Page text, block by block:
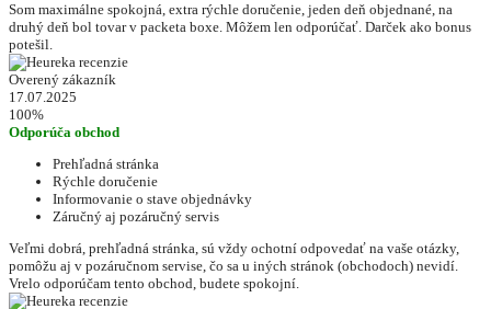
Som maximálne spokojná, extra rýchle doručenie, jeden deň objednané, na
druhý deň bol tovar v packeta boxe. Môžem len odporúčať. Darček ako bonus
potešil.
Overený zákazník
17.07.2025
100%
Odporúča obchod
Prehľadná stránka
Rýchle doručenie
Informovanie o stave objednávky
Záručný aj pozáručný servis
Veľmi dobrá, prehľadná stránka, sú vždy ochotní odpovedať na vaše otázky,
pomôžu aj v pozáručnom servise, čo sa u iných stránok (obchodoch) nevidí.
Vrelo odporúčam tento obchod, budete spokojní.